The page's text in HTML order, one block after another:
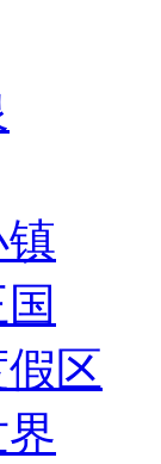
区